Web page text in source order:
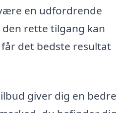
en udfordrende
rette tilgang kan
det bedste resultat
giver dig en bedre